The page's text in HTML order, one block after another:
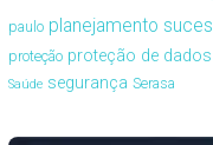
paulo planejamento
proteção proteção de dados
Saúde segurança Serasa